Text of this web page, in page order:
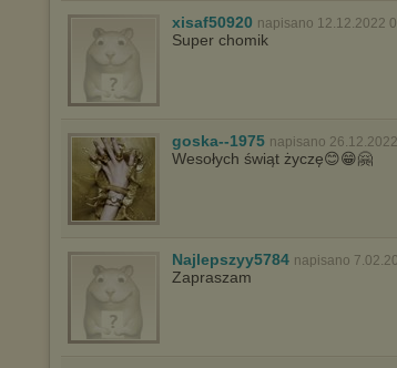
xisaf50920 napisano 12.12.2022
Super chomik
goska--1975 napisano
Wesołych świąt życzę😊😁🤗
Najlepszyy5784 napisano
Zapraszam